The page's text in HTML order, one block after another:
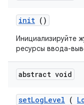
init ()
Инициализируйте
ресурсы ввода-
abstract void
setLogLevel (